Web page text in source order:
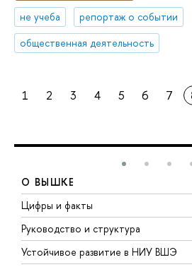
не учеба
репортаж о событии
общественная деятельность
1 2 3 4 5 6 7
О ВЫШКЕ
Цифры и факты
Руководство и структура
Устойчивое развитие в НИУ ВШЭ